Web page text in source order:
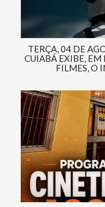
TERÇA, 04 DE
CUIABÁ EXIBE, EM
FILMES, O